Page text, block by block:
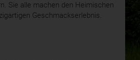
Sie alle machen den Heimischen
Geschmackserlebnis.